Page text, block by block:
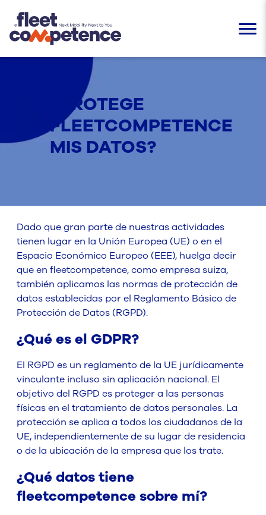
¿PROTEGE
FLEETCOMPETENCE
MIS DATOS?
Dado que gran parte de nuestras actividades
tienen lugar en la Unión Europea (UE) o en el
Espacio Económico Europeo (EEE), huelga decir
que en fleetcompetence, como empresa suiza,
también aplicamos las normas de protección de
datos establecidas por el Reglamento Básico de
Protección de Datos (RGPD).
¿Qué es el GDPR?
El RGPD es un reglamento de la UE jurídicamente
vinculante incluso sin aplicación nacional. El
objetivo del RGPD es proteger a las personas
físicas en el tratamiento de datos personales. La
protección se aplica a todos los ciudadanos de la
UE, independientemente de su lugar de residencia
o de la ubicación de la empresa que los trate.
¿Qué datos tiene
fleetcompetence sobre mí?